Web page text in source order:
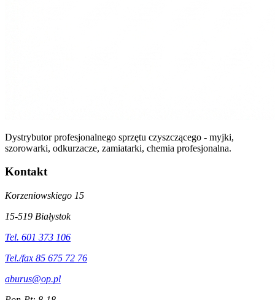
Dystrybutor profesjonalnego sprzętu czyszczącego - myjki,
szorowarki, odkurzacze, zamiatarki, chemia profesjonalna.
Kontakt
Korzeniowskiego 15
15-519 Białystok
Tel. 601 373 106
Tel./fax 85 675 72 76
aburus@op.pl